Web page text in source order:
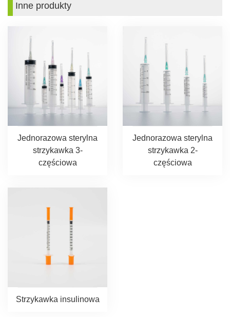
Inne produkty
Jednorazowa sterylna
strzykawka 3-
częściowa
Jednorazowa sterylna
strzykawka 2-
częściowa
Strzykawka insulinowa